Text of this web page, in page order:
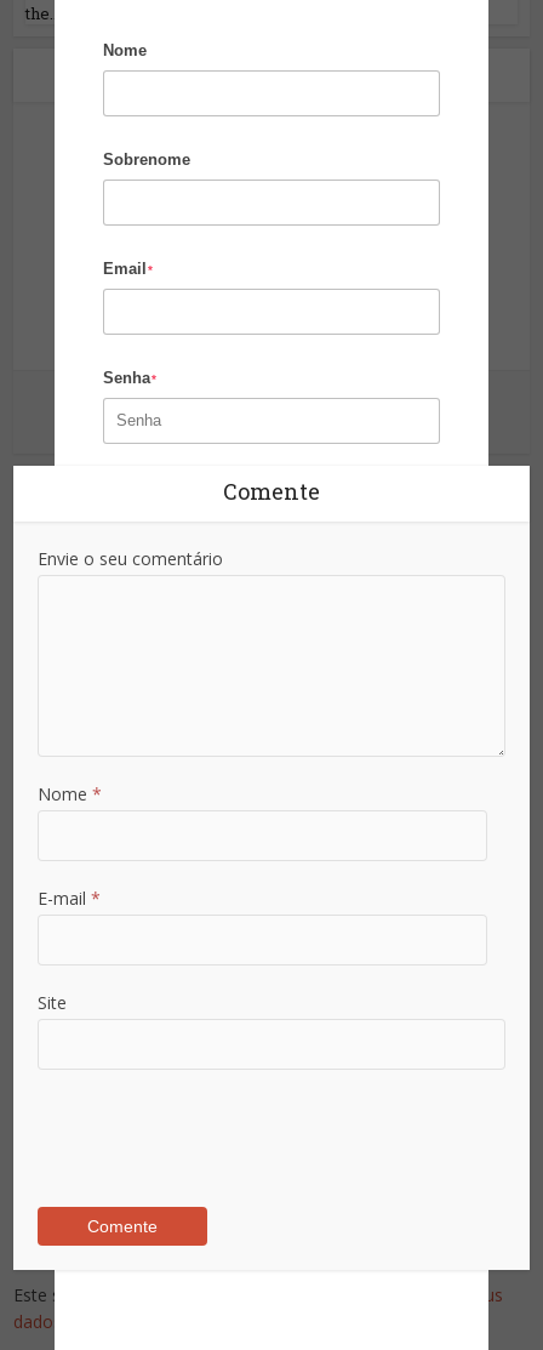
Nome
Sobrenome
Email*
Senha*
Confirmar Senha*
the...
Sobre o autor
Site da Segurança
Informação para sua proteção!
Ver outras postagens
Comente
Envie o seu comentário
Nome*
E-mail*
Site
Este site utiliza o Akismet para reduzir spam.
Saiba como seus
dados em comentários são processados